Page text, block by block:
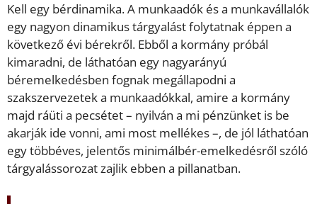
Kell egy bérdinamika. A munkaadók és a munkavállalók
egy nagyon dinamikus tárgyalást folytatnak éppen a
következő évi bérekről. Ebből a kormány próbál
kimaradni, de láthatóan egy nagyarányú
béremelkedésben fognak megállapodni a
szakszervezetek a munkaadókkal, amire a kormány
majd ráüti a pecsétet – nyilván a mi pénzünket is be
akarják ide vonni, ami most mellékes –, de jól láthatóan
egy többéves, jelentős minimálbér-emelkedésről szóló
tárgyalássorozat zajlik ebben a pillanatban.